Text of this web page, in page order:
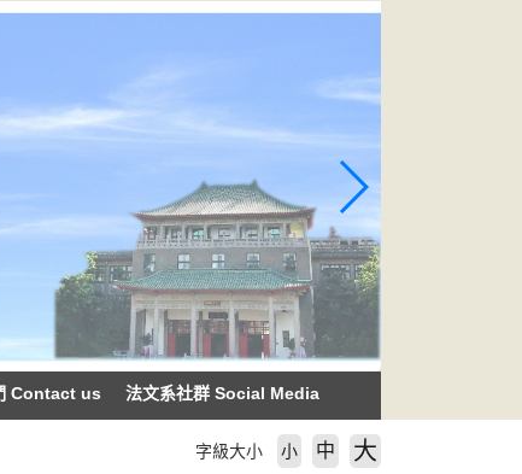
Contact us 法文系社群 Social Media
字級大小 小 中 大